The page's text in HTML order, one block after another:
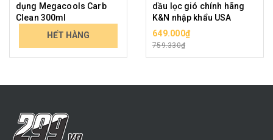
dụng Megacools Carb
Clean 300ml
95.000₫HẾT HÀNG
dầu lọc gió chính hãng
K&N nhập khẩu USA
649.000₫
759.330₫